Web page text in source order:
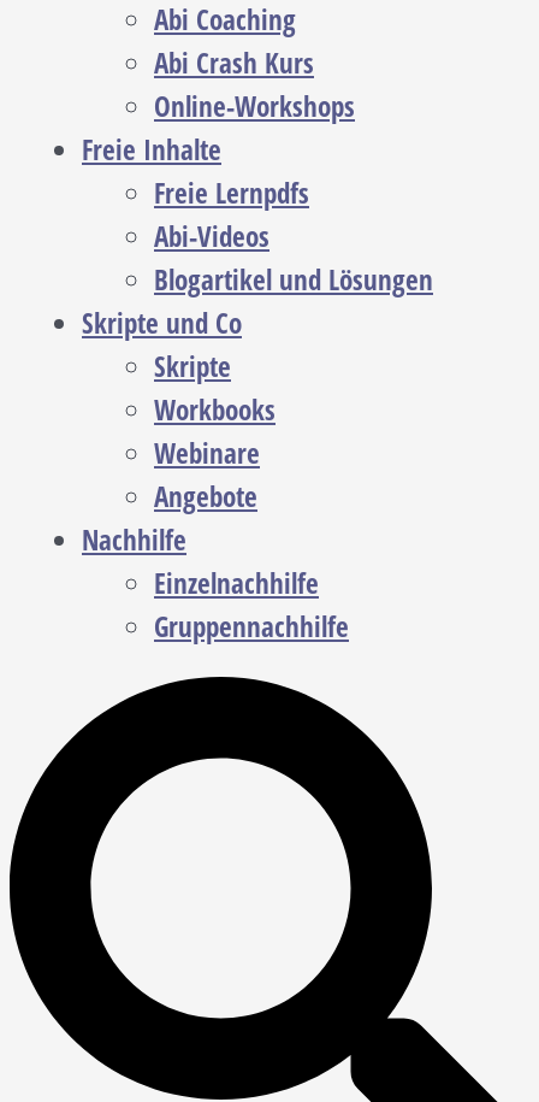
Abi Coaching
Abi Crash Kurs
Online-Workshops
Freie Inhalte
Freie Lernpdfs
Abi-Videos
Blogartikel und Lösungen
Skripte und Co
Skripte
Workbooks
Webinare
Angebote
Nachhilfe
Einzelnachhilfe
Gruppennachhilfe